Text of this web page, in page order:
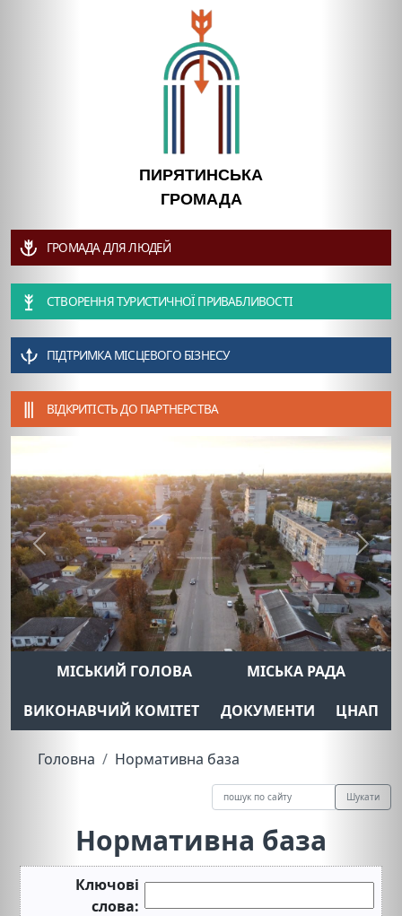
ПИРЯТИНСЬКА
ГРОМАДА
ГРОМАДА ДЛЯ ЛЮДЕЙ
СТВОРЕННЯ ТУРИСТИЧНОЇ ПРИВАБЛИВОСТІ
ПІДТРИМКА МІСЦЕВОГО БІЗНЕСУ
ВІДКРИТІСТЬ ДО ПАРТНЕРСТВА
Previous Next
МІСЬКИЙ ГОЛОВА
МІСЬКА РАДА
ВИКОНАВЧИЙ КОМІТЕТ
ДОКУМЕНТИ ЦНАП
Головна Нормативна база
Шукати
Нормативна база
Ключові
слова: